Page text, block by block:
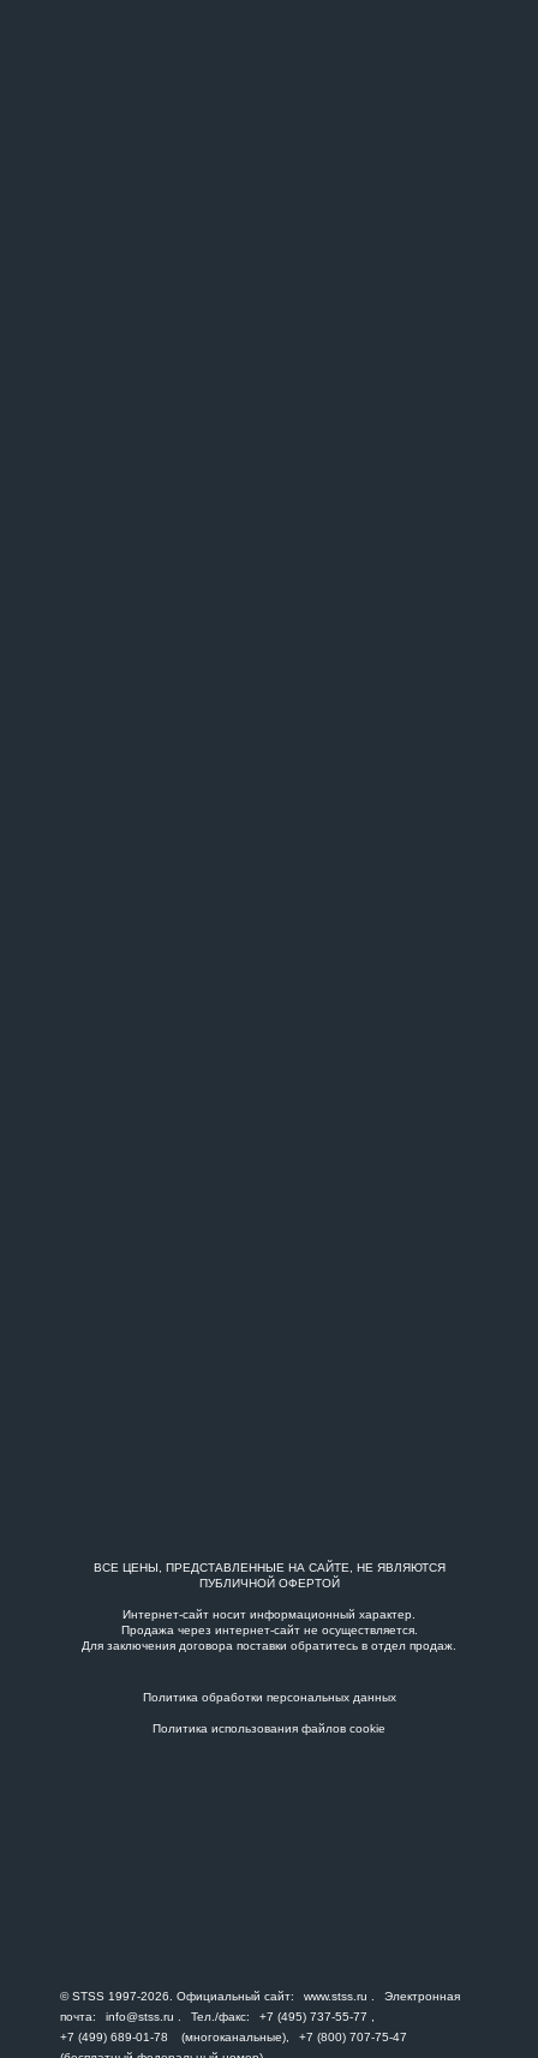
© STSS 1997-2026. Официальный сайт: www.stss.ru
. Электронная
почта: info@stss.ru . Тел./факс: +7 (495) 737-55-77
+7 (499) 689-01-78
(многоканальные), +7 (800) 707-75-47
ВСЕ ЦЕНЫ, ПРЕДСТАВЛЕННЫЕ НА САЙТЕ, НЕ ЯВЛЯЮТСЯ
ПУБЛИЧНОЙ ОФЕРТОЙ
Интернет-сайт носит информационный характер.
Продажа через интернет-сайт не осуществляется.
Для заключения договора поставки обратитесь в отдел продаж
Политика обработки персональных данных
Политика использования файлов cookie